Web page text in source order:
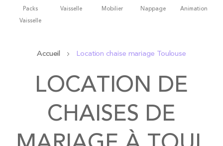
Packs
Vaisselle
Vaisselle Mobilier Nappage Animation
Accueil Location chaise mariage Toulouse
LOCATION DE
CHAISES DE